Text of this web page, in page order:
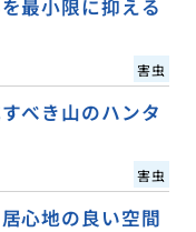
最小限に抑える
害虫
べき山のハンタ
害虫
心地の良い空間